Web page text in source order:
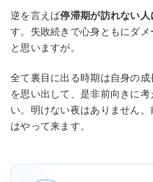
逆を言えば停滞期が訪れない
す。失敗続きで心身ともにダ
と思いますが。
全て裏目に出る時期は自身の
を思い出して、是非前向きに
い。明けない夜はありません
はやって来ます。